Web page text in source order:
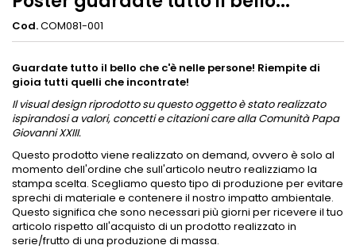
Cod.COM081-001
Guardate tutto il bello che c'è nelle persone! Riempite di
gioia tutti quelli che incontrate!
Il visual design riprodotto su questo oggetto è stato realizzato
ispirandosi a valori, concetti e citazioni care alla Comunità Papa
Giovanni XXIII.
Questo prodotto viene realizzato on demand, ovvero è solo al
momento dell'ordine che sull'articolo neutro realizziamo la
stampa scelta. Scegliamo questo tipo di produzione per evitare
sprechi di materiale e contenere il nostro impatto ambientale.
Questo significa che sono necessari più giorni per ricevere il tuo
articolo rispetto all'acquisto di un prodotto realizzato in
serie/frutto di una produzione di massa.